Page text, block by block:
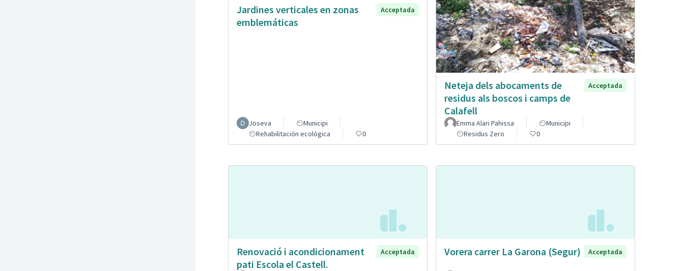
Jardines verticales en zonas
emblemáticas
Acceptada
Joseva
Municipi
Rehabilitación ecológica
0
Neteja dels abocaments de
residus als boscos i camps de
Calafell
Acceptada
Emma Alari Pahissa
Municipi
Residus Zero
0
Renovació i acondicionament
pati Escola el Castell.
Acceptada Vorera carrer La Garona (Segur) Acceptada